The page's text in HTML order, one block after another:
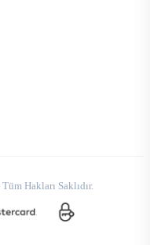
Hakları Saklıdır.